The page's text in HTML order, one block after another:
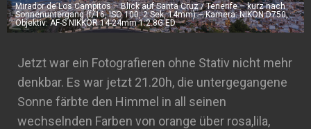
Mirador de Los Campitos – Blick auf Santa Cruz / Tenerife – kurz nach
Sonnenuntergang (f/16, ISO 100, 2 Sek, 14mm) – Kamera: NIKON D750,
Objektiv: AF-S NIKKOR 14-24mm 1:2.8G ED
Jetzt war ein Fotografieren ohne Stativ nicht mehr
denkbar. Es war jetzt 21.20h, die untergegangene
Sonne färbte den Himmel in all seinen
wechselnden Farben von orange über rosa,lila,